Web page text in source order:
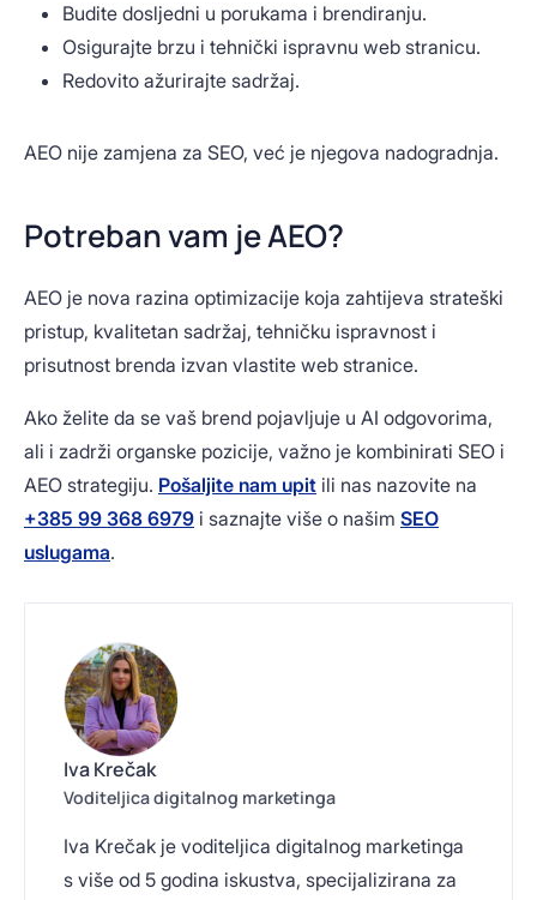
Budite dosljedni u porukama i brendiranju.
Osigurajte brzu i tehnički ispravnu web stranicu.
Redovito ažurirajte sadržaj.
AEO nije zamjena za SEO, već je njegova nadogradnja.
Potreban vam je AEO?
AEO je nova razina optimizacije koja zahtijeva strateški
pristup, kvalitetan sadržaj, tehničku ispravnost i
prisutnost brenda izvan vlastite web stranice.
Ako želite da se vaš brend pojavljuje u AI odgovorima,
ali i zadrži organske pozicije, važno je kombinirati SEO i
AEO strategiju. Pošaljite nam upit ili nas nazovite na
+385 99 368 6979 i saznajte više o našim SEO
uslugama.
Iva Krečak
Voditeljica digitalnog marketinga
Iva Krečak je voditeljica digitalnog marketinga
s više od 5 godina iskustva, specijalizirana za